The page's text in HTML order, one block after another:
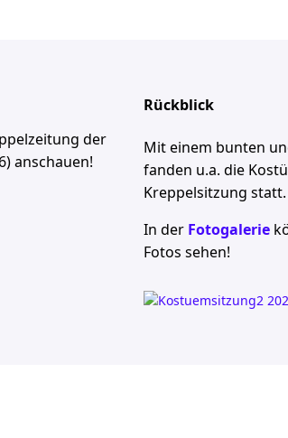
der
anschauen!
Rückblick
Mit einem bunten
fanden u.a. die
Kreppelsitzung statt.
In der Fotogalerie
Fotos sehen!